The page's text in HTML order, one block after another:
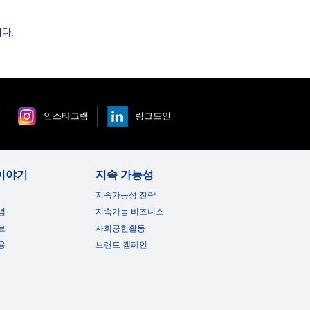
.
인스타그램 링크드인
야기 지속 가능성
지속가능성 전략
지속가능 비즈니스
사회공헌활동
브랜드 캠페인